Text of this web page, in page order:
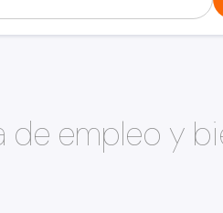
de empleo y